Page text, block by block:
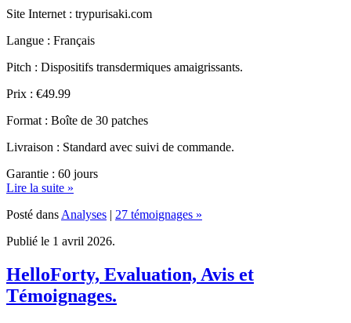
Langue : Français
Pitch : Dispositifs transdermiques amaigrissants.
Prix : €49.99
Format : Boîte de 30 patches
Livraison : Standard avec suivi de commande.
Garantie : 60 jours
Posté dansAnalyses
Publié le 1 avril 2026.
HelloForty, Evaluation, Avis et
Témoignages.
Publié par René Ronse